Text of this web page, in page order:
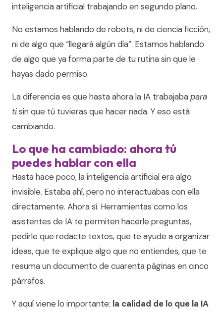
inteligencia artificial trabajando en segundo plano.
No estamos hablando de robots, ni de ciencia ficción,
ni de algo que “llegará algún día”. Estamos hablando
de algo que ya forma parte de tu rutina sin que le
hayas dado permiso.
La diferencia es que hasta ahora la IA trabajabapara
tisin que tú tuvieras que hacer nada. Y eso está
cambiando.
Lo que ha cambiado: ahora tú
puedes hablar con ella
Hasta hace poco, la inteligencia artificial era algo
invisible. Estaba ahí, pero no interactuabas con ella
directamente. Ahora sí. Herramientas como los
asistentes de IA te permiten hacerle preguntas,
pedirle que redacte textos, que te ayude a organizar
ideas, que te explique algo que no entiendes, que te
resuma un documento de cuarenta páginas en cinco
párrafos.
Y aquí viene lo importante: la calidad de lo que la IA